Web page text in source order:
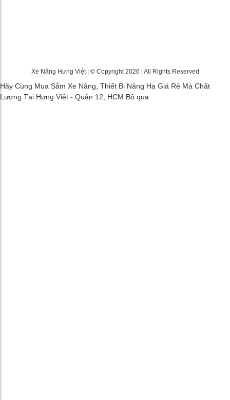
Xe Nâng Hưng Việt | © Copyright 2026 | All Rights Reserved
Hãy Cùng Mua Sắm Xe Nâng, Thiết Bị Nâng Hạ Giá Rẻ Mà Chất
Lượng Tại Hưng Việt - Quận 12, HCM Bỏ qua